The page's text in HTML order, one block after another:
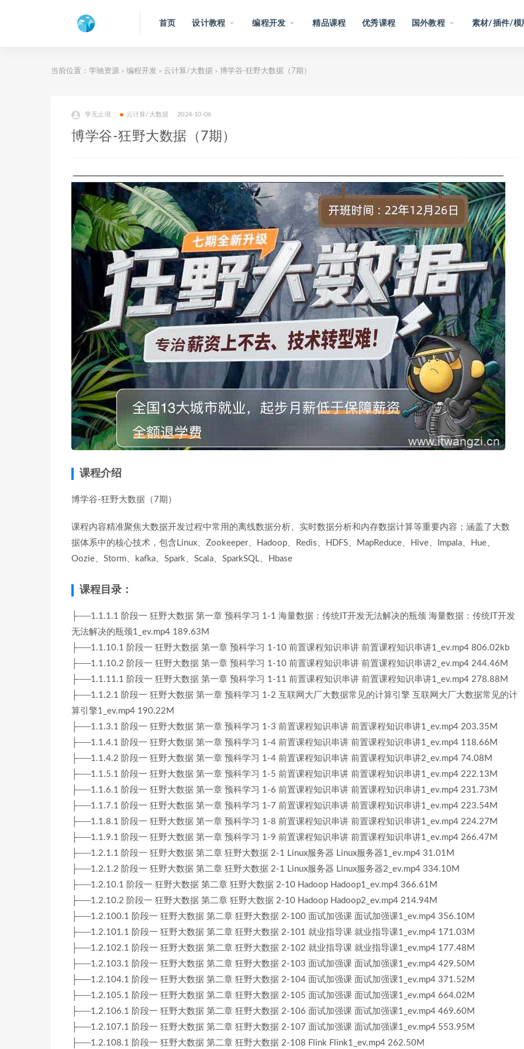
首页 设计教程 编程开发 精品课程 优秀课程 国外教程 素材/插件/模
当前位置： 学驰资源 > 编程开发 > 云计算/大数据 > 博学谷-狂野大数据（7期）
学无止境 云计算/大数据 2024-10-06
博学谷-狂野大数据（7期）
课程介绍
博学谷-狂野大数据（7期）
课程内容精准聚焦大数据开发过程中常用的离线数据分析、实时数据分析和内存数据计算等重要内容；涵盖了大数
据体系中的核心技术，包含Linux、Zookeeper、Hadoop、Redis、HDFS、MapReduce、Hive、Impala、Hue、
Oozie、Storm、kafka、Spark、Scala、SparkSQL、Hbase
课程目录：
├──1.1.1.1 阶段一 狂野大数据 第一章 预科学习 1-1 海量数据：传统IT开发无法解决的瓶颈 海量数据：传统IT开发
无法解决的瓶颈1_ev.mp4 189.63M
├──1.1.10.1 阶段一 狂野大数据 第一章 预科学习 1-10 前置课程知识串讲 前置课程知识串讲1_ev.mp4 806.02kb
├──1.1.10.2 阶段一 狂野大数据 第一章 预科学习 1-10 前置课程知识串讲 前置课程知识串讲2_ev.mp4 244.46M
├──1.1.11.1 阶段一 狂野大数据 第一章 预科学习 1-11 前置课程知识串讲 前置课程知识串讲1_ev.mp4 278.88M
├──1.1.2.1 阶段一 狂野大数据 第一章 预科学习 1-2 互联网大厂大数据常见的计算引擎 互联网大厂大数据常见的计
算引擎1_ev.mp4 190.22M
├──1.1.3.1 阶段一 狂野大数据 第一章 预科学习 1-3 前置课程知识串讲 前置课程知识串讲1_ev.mp4 203.35M
├──1.1.4.1 阶段一 狂野大数据 第一章 预科学习 1-4 前置课程知识串讲 前置课程知识串讲1_ev.mp4 118.66M
├──1.1.4.2 阶段一 狂野大数据 第一章 预科学习 1-4 前置课程知识串讲 前置课程知识串讲2_ev.mp4 74.08M
├──1.1.5.1 阶段一 狂野大数据 第一章 预科学习 1-5 前置课程知识串讲 前置课程知识串讲1_ev.mp4 222.13M
├──1.1.6.1 阶段一 狂野大数据 第一章 预科学习 1-6 前置课程知识串讲 前置课程知识串讲1_ev.mp4 231.73M
├──1.1.7.1 阶段一 狂野大数据 第一章 预科学习 1-7 前置课程知识串讲 前置课程知识串讲1_ev.mp4 223.54M
├──1.1.8.1 阶段一 狂野大数据 第一章 预科学习 1-8 前置课程知识串讲 前置课程知识串讲1_ev.mp4 224.27M
├──1.1.9.1 阶段一 狂野大数据 第一章 预科学习 1-9 前置课程知识串讲 前置课程知识串讲1_ev.mp4 266.47M
├──1.2.1.1 阶段一 狂野大数据 第二章 狂野大数据 2-1 Linux服务器 Linux服务器1_ev.mp4 31.01M
├──1.2.1.2 阶段一 狂野大数据 第二章 狂野大数据 2-1 Linux服务器 Linux服务器2_ev.mp4 334.10M
├──1.2.10.1 阶段一 狂野大数据 第二章 狂野大数据 2-10 Hadoop Hadoop1_ev.mp4 366.61M
├──1.2.10.2 阶段一 狂野大数据 第二章 狂野大数据 2-10 Hadoop Hadoop2_ev.mp4 214.94M
├──1.2.100.1 阶段一 狂野大数据 第二章 狂野大数据 2-100 面试加强课 面试加强课1_ev.mp4 356.10M
├──1.2.101.1 阶段一 狂野大数据 第二章 狂野大数据 2-101 就业指导课 就业指导课1_ev.mp4 171.03M
├──1.2.102.1 阶段一 狂野大数据 第二章 狂野大数据 2-102 就业指导课 就业指导课1_ev.mp4 177.48M
├──1.2.103.1 阶段一 狂野大数据 第二章 狂野大数据 2-103 面试加强课 面试加强课1_ev.mp4 429.50M
├──1.2.104.1 阶段一 狂野大数据 第二章 狂野大数据 2-104 面试加强课 面试加强课1_ev.mp4 371.52M
├──1.2.105.1 阶段一 狂野大数据 第二章 狂野大数据 2-105 面试加强课 面试加强课1_ev.mp4 664.02M
├──1.2.106.1 阶段一 狂野大数据 第二章 狂野大数据 2-106 面试加强课 面试加强课1_ev.mp4 469.60M
├──1.2.107.1 阶段一 狂野大数据 第二章 狂野大数据 2-107 面试加强课 面试加强课1_ev.mp4 553.95M
├──1.2.108.1 阶段一 狂野大数据 第二章 狂野大数据 2-108 Flink Flink1_ev.mp4 262.50M